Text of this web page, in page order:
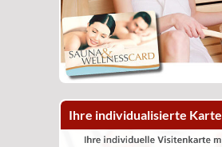
Ihre individualisierte Karte